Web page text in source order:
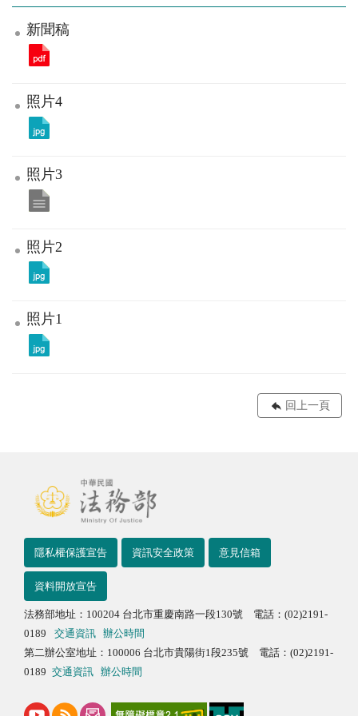
新聞稿
照片4
照片3
照片2
照片1
回上一頁
隱私權保護宣告 資訊安全政策 意見信箱
資料開放宣告
法務部地址：100204 台北市重慶南路一段130號 電話：(02)2191-
0189
交通資訊
辦公時間
第二辦公室地址：100006 台北市貴陽街1段235號 電話：(02)2191-
0189 交通資訊 辦公時間